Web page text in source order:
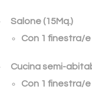
Salone (15Mq.)
Con 1 finestra/e
Cucina semi-
Con 1 finestra/e